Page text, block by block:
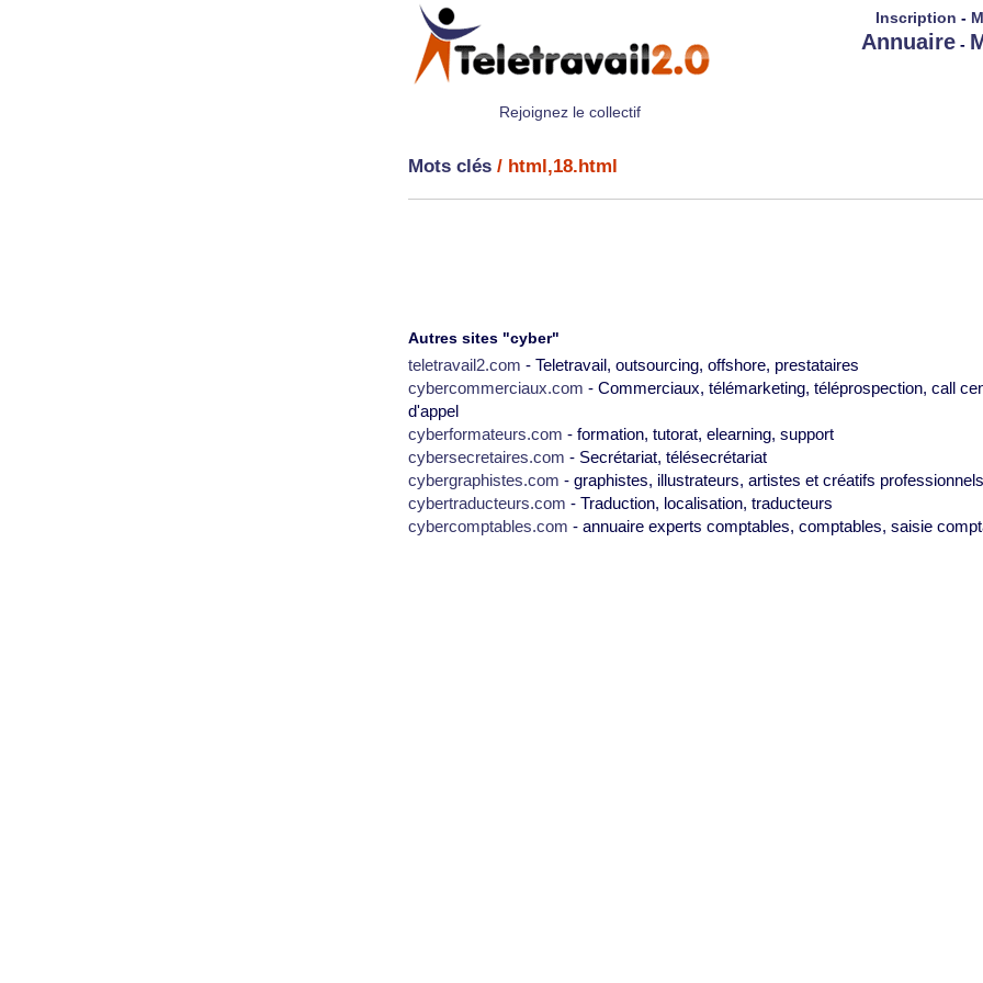
Rejoignez le collectif
Inscription -
Annuaire -
Mots clés / html,18.html
Autres sites "cyber"
teletravail2.com - Teletravail, outsourcing, offshore, prestataires
cybercommerciaux.com - Commerciaux, télémarketing, téléprospection, call
d'appel
cyberformateurs.com - formation, tutorat, elearning, support
cybersecretaires.com - Secrétariat, télésecrétariat
cybergraphistes.com - graphistes, illustrateurs, artistes et créatifs professionnels
cybertraducteurs.com - Traduction, localisation, traducteurs
cybercomptables.com - annuaire experts comptables, comptables, saisie